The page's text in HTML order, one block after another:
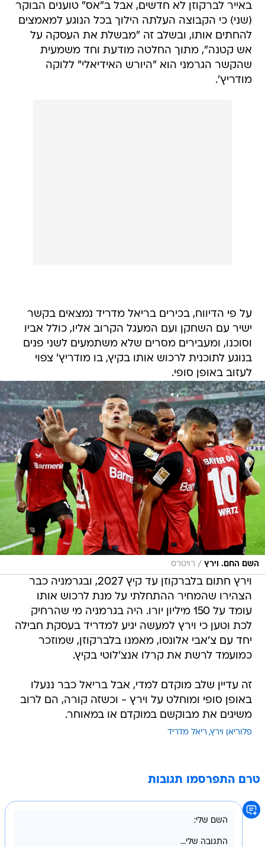
באייר לברקוזן לא חדשים, אבל ב"אס" טוענים הבוקר
(שני) כי הקבוצה העלתה הילוך בכל הנוגע למאמצים
להחתים אותו, ובשלב זה "מבשלת את העסקה על
אש קטנה", מתוך החלטה מודעת וחד משמעית
שהקשר הגרמני הוא "היורש האידיאלי" ללוקה
מודריץ'.
על פי הדיווח, בכירים בריאל מדריד נמצאים בקשר
ישיר עם השחקן ועם המעגל הקרוב אליו, כולל אביו
וסוכנו, ומעבירים מסרים שלא משתמעים לשני פנים
בנוגע לתוכנית לרכוש אותו בקיץ, בו מודריץ' צפוי
לעזוב באופן סופי.
השם החם. וירץ / רויטרס
וירץ חתום בלברקוזן עד קיץ 2027, ובגרמניה כבר
הצהירו שהמחיר ההתחלתי על מנת לרכוש אותו
עומד על 150 מיליון יורו. היה בגרמניה מי שהרחיק
לכת וטען כי וירץ למעשה יגיע למדריד בעסקת חבילה
יחד עם צ'אבי אלונסו, מאמנו בלברקוזן, שמוזכר
כמועמד לרשת את קרלו אנצ'לוטי בקיץ.
זה עדיין שלב מוקדם למדי, אבל בריאל כבר ננעלו
באופן סופי ומוחלט על וירץ - וכשזה קורה, הם לרוב
משיגים את מבוקשם במוקדם או במאוחר.
פלוריאן וירץ ריאל מדריד
טרם התפרסמו תגובות